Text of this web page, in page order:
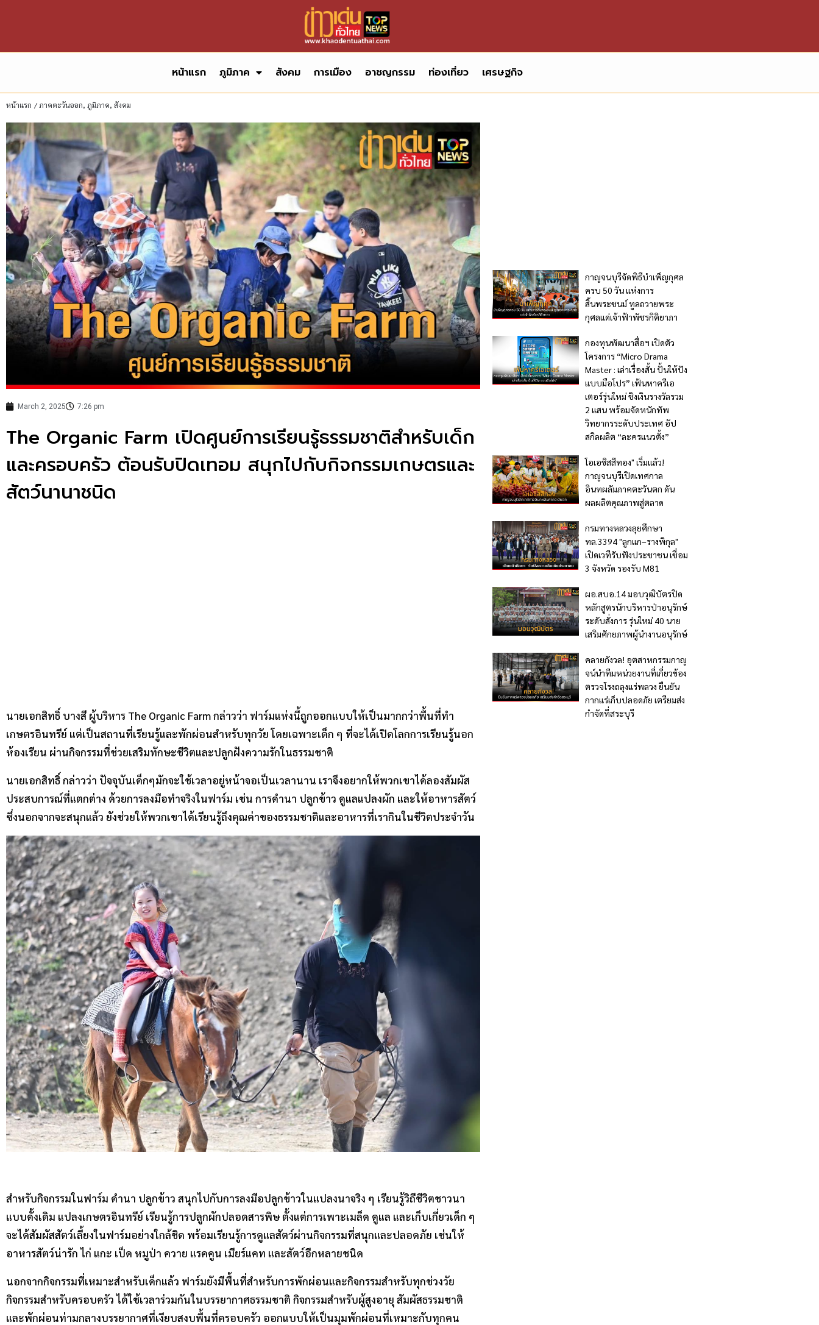
หน้าแรก ภูมิภาค สังคม การเมือง อาชญกรรม ท่องเที่ยว เศรษฐกิจ
หน้าแรก /ภาคตะวันออก, ภูมิภาค, สังคม
March 2, 2025 7:26 pm
The Organic Farm เปิดศูนย์การเรียนรู้ธรรมชาติสำหรับเด็ก
และครอบครัว ต้อนรับปิดเทอม สนุกไปกับกิจกรรมเกษตรและ
สัตว์นานาชนิด
นายเอกสิทธิ์ บางสี ผู้บริหาร The Organic Farm กล่าวว่า ฟาร์มแห่งนี้ถูกออกแบบให้เป็นมากกว่าพื้นที่ทำ
เกษตรอินทรีย์ แต่เป็นสถานที่เรียนรู้และพักผ่อนสำหรับทุกวัย โดยเฉพาะเด็ก ๆ ที่จะได้เปิดโลกการเรียนรู้นอก
ห้องเรียน ผ่านกิจกรรมที่ช่วยเสริมทักษะชีวิตและปลูกฝังความรักในธรรมชาติ
นายเอกสิทธิ์ กล่าวว่า ปัจจุบันเด็กๆมักจะใช้เวลาอยู่หน้าจอเป็นเวลานาน เราจึงอยากให้พวกเขาได้ลองสัมผัส
ประสบการณ์ที่แตกต่าง ด้วยการลงมือทำจริงในฟาร์ม เช่น การดำนา ปลูกข้าว ดูแลแปลงผัก และให้อาหารสัตว์
ซึ่งนอกจากจะสนุกแล้ว ยังช่วยให้พวกเขาได้เรียนรู้ถึงคุณค่าของธรรมชาติและอาหารที่เรากินในชีวิตประจำวัน
สำหรับกิจกรรมในฟาร์ม ดำนา ปลูกข้าว สนุกไปกับการลงมือปลูกข้าวในแปลงนาจริง ๆ เรียนรู้วิถีชีวิตชาวนา
แบบดั้งเดิม แปลงเกษตรอินทรีย์ เรียนรู้การปลูกผักปลอดสารพิษ ตั้งแต่การเพาะเมล็ด ดูแล และเก็บเกี่ยวเด็ก ๆ
จะได้สัมผัสสัตว์เลี้ยงในฟาร์มอย่างใกล้ชิด พร้อมเรียนรู้การดูแลสัตว์ผ่านกิจกรรมที่สนุกและปลอดภัย เช่นให้
อาหารสัตว์น่ารัก ไก่ แกะ เป็ด หมูป่า ควาย แรคคูน เมียร์แคท และสัตว์อีกหลายชนิด
นอกจากกิจกรรมที่เหมาะสำหรับเด็กแล้ว ฟาร์มยังมีพื้นที่สำหรับการพักผ่อนและกิจกรรมสำหรับทุกช่วงวัย
กิจกรรมสำหรับครอบครัว ได้ใช้เวลาร่วมกันในบรรยากาศธรรมชาติ กิจกรรมสำหรับผู้สูงอายุ สัมผัสธรรมชาติ
และพักผ่อนท่ามกลางบรรยากาศที่เงียบสงบพื้นที่ครอบครัว ออกแบบให้เป็นมุมพักผ่อนที่เหมาะกับทุกคน
กาญจนบุรีจัดพิธีบำเพ็ญกุศล
ครบ 50 วัน แห่งการ
สิ้นพระชนม์ ทูลถวายพระ
กุศลแด่เจ้าฟ้าพัชรกิติยาภา
กองทุนพัฒนาสื่อฯ เปิดตัว
โครงการ “Micro Drama
Master : เล่าเรื่องสั้น ปั้นให้ปัง
แบบมือโปร” เฟ้นหาครีเอ
เตอร์รุ่นใหม่ ชิงเงินรางวัลรวม
2 แสน พร้อมจัดหนักทัพ
วิทยากรระดับประเทศ อัป
สกิลผลิต “ละครแนวตั้ง”
โอเอซิสสีทอง" เริ่มแล้ว!
กาญจนบุรีเปิดเทศกาล
อินทผลัมภาคตะวันตก ดัน
ผลผลิตคุณภาพสู่ตลาด
กรมทางหลวงลุยศึกษา
ทล.3394 "ลูกแก–รางพิกุล"
เปิดเวทีรับฟังประชาชน เชื่อม
3 จังหวัด รองรับ M81
ผอ.สบอ.14 มอบวุฒิบัตรปิด
หลักสูตรนักบริหารป่าอนุรักษ์
ระดับสั่งการ รุ่นใหม่ 40 นาย
เสริมศักยภาพผู้นำงานอนุรักษ์
คลายกังวล! อุตสาหกรรมกาญ
จน์นำทีมหน่วยงานที่เกี่ยวข้อง
ตรวจโรงถลุงแร่พลวง ยืนยัน
กากแร่เก็บปลอดภัย เตรียมส่ง
กำจัดที่สระบุรี